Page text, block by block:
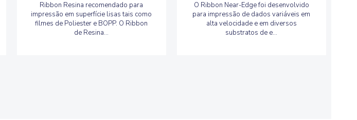
Ribbon Resina recomendado para
impressão em superfície lisas tais como
filmes de Poliester e BOPP. O Ribbon
de Resina...
O Ribbon Near-Edge foi desenvolvido
para impressão de dados variáveis em
alta velocidade e em diversos
substratos de e...